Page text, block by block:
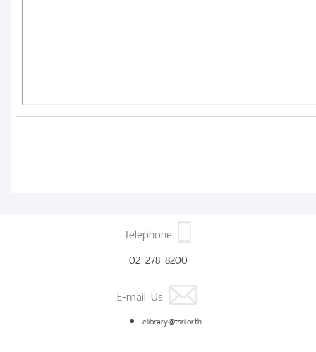
Telephone
02 278 8200
E-mail Us
elibrary@tsri.or.th